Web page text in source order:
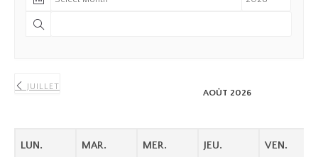
JUILLET
AOÛT 2026
LUN. MAR. MER. JEU. VEN.